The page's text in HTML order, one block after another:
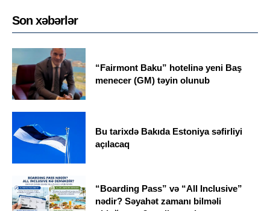
Son xəbərlər
“Fairmont Baku” hotelinə yeni Baş
menecer (GM) təyin olunub
Bu tarixdə Bakıda Estoniya səfirliyi
açılacaq
“Boarding Pass” və “All Inclusive”
nədir? Səyahət zamanı bilməli